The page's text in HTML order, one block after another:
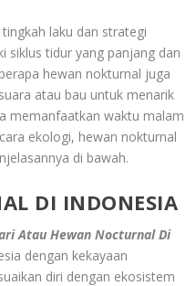
laku dan strategi
siklus tidur yang panjang dan
hewan nokturnal juga
atau bau untuk menarik
memanfaatkan waktu malam
ekologi, hewan nokturnal
di bawah.
DI INDONESIA
Atau Hewan Nocturnal Di
dengan kekayaan
diri dengan ekosistem